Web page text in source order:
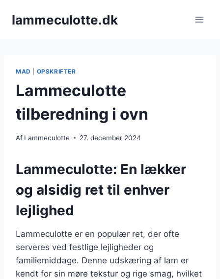
lammeculotte.dk
MAD OPSKRIFTER
Lammeculotte
tilberedning i ovn
Af Lammeculotte 27. december 2024
Lammeculotte: En lækker
og alsidig ret til enhver
lejlighed
Lammeculotte er en populær ret, der ofte
serveres ved festlige lejligheder og
familiemiddage. Denne udskæring af lam er
kendt for sin møre tekstur og rige smag, hvilket